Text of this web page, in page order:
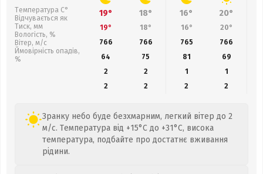
Температура С°
Відчувається як
Тиск, мм
Вологість, %
Вітер, м/с
Ймовірність опадів,
%
19° 18° 16° 20°
19° 18° 16° 20°
766
766 765 766
64
75 81 69
2
2 1
1
2
2 2 2
Зранку небо буде безхмарним, легкий вітер до 2
м/с. Температура від +15°C до +31°C, висока
температура, подбайте про достатнє вживання
рідини.